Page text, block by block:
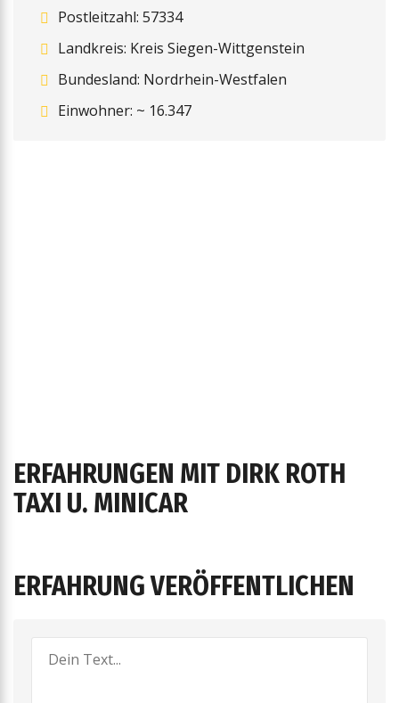
Postleitzahl: 57334
Landkreis: Kreis Siegen-Wittgenstein
Bundesland: Nordrhein-Westfalen
Einwohner: ~ 16.347
ERFAHRUNGEN MIT DIRK ROTH
TAXI U. MINICAR
ERFAHRUNG VERÖFFENTLICHEN